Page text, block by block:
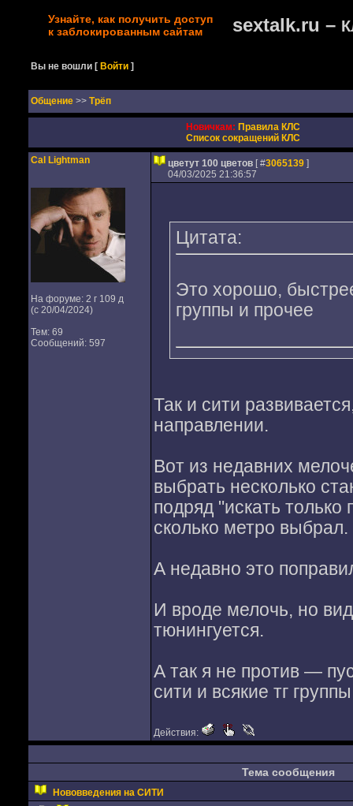
Узнайте, как получить доступ
к заблокированным сайтам
sextalk.ru –
Вы не вошли [Войти ]
Oбщение >> Трёп
Новичкам: Правила КЛС
Список сокращений КЛС
Cal Lightman
На форуме: 2 г 109 д
(с 20/04/2024)
Тем: 69
Сообщений: 597
цветут 100 цветов [ #3065139]
04/03/2025 21:36:57
Цитата:
Это хорошо,
группы и прочее
Так и сити
направлении.
Вот из недавних
выбрать несколько
подряд "искать
сколько метро выбрал.
А недавно это
И вроде мелочь, но
тюнингуется.
А так я не против —
сити и всякие тг
Действия:
Тема сообщения
Нововведения на СИТИ